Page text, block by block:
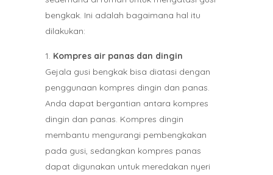
bengkak. Ini adalah bagaimana hal itu
dilakukan:
Kompres air panas dan dingin
Gejala gusi bengkak bisa diatasi dengan
penggunaan kompres dingin dan panas.
Anda dapat bergantian antara kompres
dingin dan panas. Kompres dingin
membantu mengurangi pembengkakan
pada gusi, sedangkan kompres panas
dapat digunakan untuk meredakan nyeri